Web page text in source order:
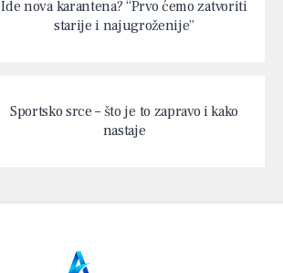
Ide nova karantena? “Prvo ćemo zatvoriti
starije i najugroženije”
Sportsko srce – što je to zapravo i kako
nastaje